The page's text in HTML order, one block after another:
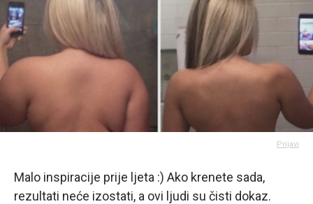
Prijavi
Malo inspiracije prije ljeta :) Ako krenete sada,
rezultati neće izostati, a ovi ljudi su čisti dokaz.